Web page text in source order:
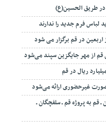
در طریق الحسین(ع)
لباس فرم جدید را ندارند
در قم برگزار می شود
از مهر جایگزین سپند می‌شود
ـ قم به پروژه قم ـ سلفچگان ـ